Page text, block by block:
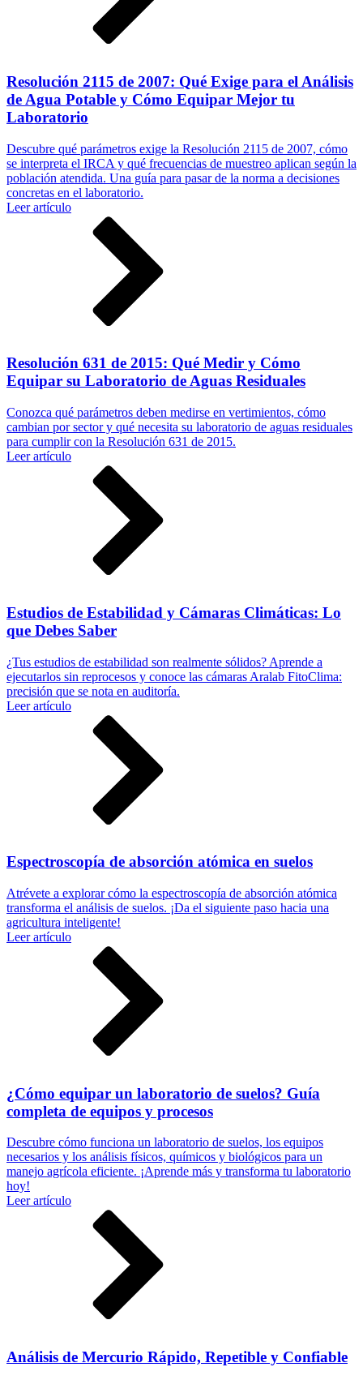
Resolución 2115 de 2007: Qué Exige para el Análisis
de Agua Potable y Cómo Equipar Mejor tu
Laboratorio
Descubre qué parámetros exige la Resolución 2115 de 2007, cómo
se interpreta el IRCA y qué frecuencias de muestreo aplican según la
población atendida. Una guía para pasar de la norma a decisiones
concretas en el laboratorio.
Leer artículo
Resolución 631 de 2015: Qué Medir y Cómo
Equipar su Laboratorio de Aguas Residuales
Conozca qué parámetros deben medirse en vertimientos, cómo
cambian por sector y qué necesita su laboratorio de aguas residuales
para cumplir con la Resolución 631 de 2015.
Leer artículo
Estudios de Estabilidad y Cámaras Climáticas: Lo
que Debes Saber
¿Tus estudios de estabilidad son realmente sólidos? Aprende a
ejecutarlos sin reprocesos y conoce las cámaras Aralab FitoClima:
precisión que se nota en auditoría.
Leer artículo
Espectroscopía de absorción atómica en suelos
Atrévete a explorar cómo la espectroscopía de absorción atómica
transforma el análisis de suelos. ¡Da el siguiente paso hacia una
agricultura inteligente!
Leer artículo
¿Cómo equipar un laboratorio de suelos? Guía
completa de equipos y procesos
Descubre cómo funciona un laboratorio de suelos, los equipos
necesarios y los análisis físicos, químicos y biológicos para un
manejo agrícola eficiente. ¡Aprende más y transforma tu laboratorio
hoy!
Leer artículo
Análisis de Mercurio Rápido, Repetible y Confiable